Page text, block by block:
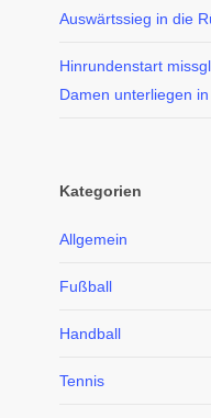
Auswärtssieg in die
Hinrundenstart
Damen unterliegen
Kategorien
Allgemein
Fußball
Handball
Tennis